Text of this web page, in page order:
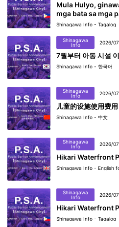
Mula Hulyo,
mga bata sa mga
Shinagawa Info - Tagalog
Shinagawa
Info
2026/
7월부터 아동 시설
Shinagawa Info - 한국어
Shinagawa
Info
2026/
儿童的设施使用费
Shinagawa Info - 中文
Shinagawa
Info
2026/
Hikari Waterfront
Shinagawa Info - English
Shinagawa
Info
2026/
Hikari Waterfront
Shinagawa Info - Tagalog